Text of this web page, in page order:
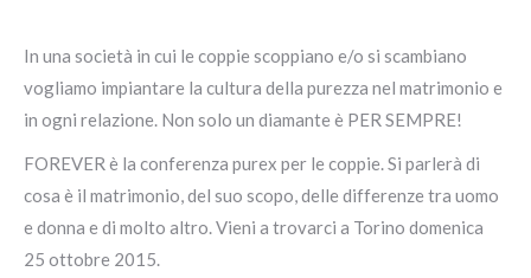
In una società in cui le coppie scoppiano e/o si scambiano
vogliamo impiantare la cultura della purezza nel matrimonio e
in ogni relazione. Non solo un diamante è PER SEMPRE!
FOREVER è la conferenza purex per le coppie. Si parlerà di
cosa è il matrimonio, del suo scopo, delle differenze tra uomo
e donna e di molto altro. Vieni a trovarci a Torino domenica
25 ottobre 2015.